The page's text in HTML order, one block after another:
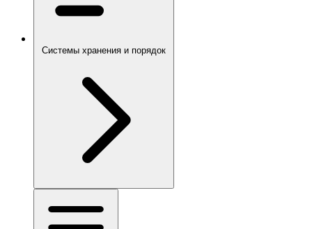
Системы хранения и порядок